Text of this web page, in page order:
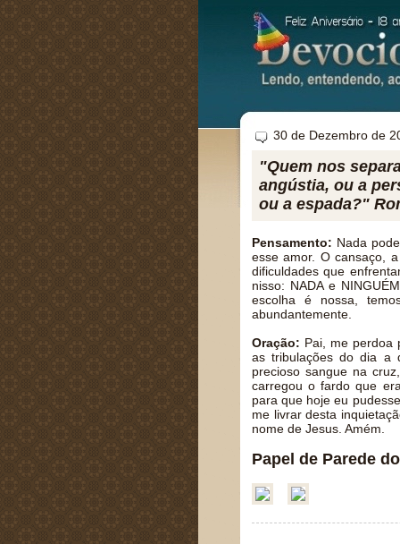
30 de Dezembro de
"Quem nos
angústia, ou a
ou a espada?"
Pensamento: Nada
esse amor. O cansaço,
dificuldades que
nisso: NADA e
escolha é nossa,
abundantemente.
Oração: Pai, me perdoa
as tribulações do dia a
precioso sangue na
carregou o fardo que
para que hoje eu
me livrar desta
nome de Jesus. Amém.
Papel de Parede